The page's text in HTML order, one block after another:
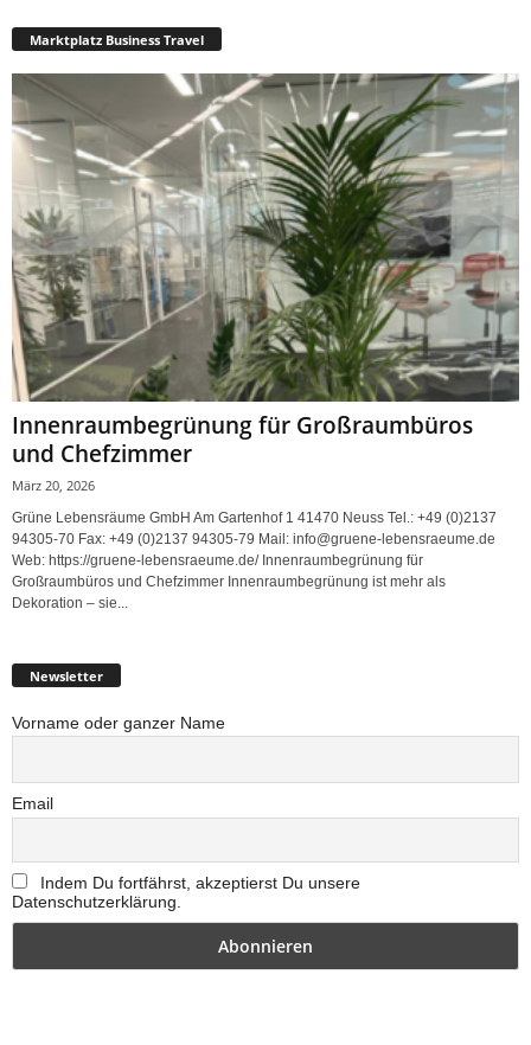
Marktplatz Business Travel
Innenraumbegrünung für Großraumbüros
und Chefzimmer
März 20, 2026
Grüne Lebensräume GmbH Am Gartenhof 1 41470 Neuss Tel.: +49 (0)2137
94305-70 Fax: +49 (0)2137 94305-79 Mail: info@gruene-lebensraeume.de
Web: https://gruene-lebensraeume.de/ Innenraumbegrünung für
Großraumbüros und Chefzimmer Innenraumbegrünung ist mehr als
Dekoration – sie...
Newsletter
Vorname oder ganzer Name
Email
Indem Du fortfährst, akzeptierst Du unsere
Datenschutzerklärung.